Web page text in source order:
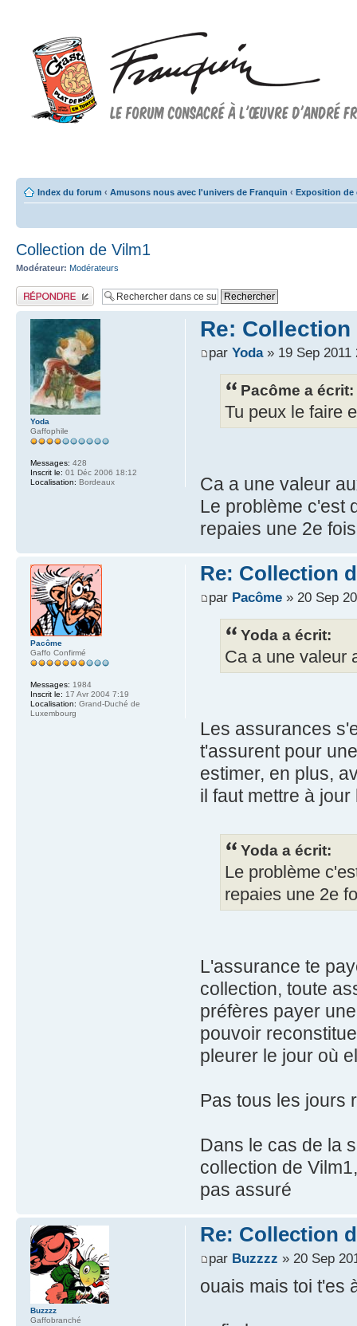
Index du forum ‹ Amusons nous avec l'univers de Franquin ‹ Exposition de
Collection de Vilm1
Modérateur: Modérateurs
Publier une réponse
Re: Collection
par Yoda» 19 Sep 2011
Pacôme a écrit:
Tu peux le faire
Ca a une valeur
Le problème c'est
repaies une 2e
Yoda
Gaffophile
Messages: 428
Inscrit le: 01 Déc 2006 18:12
Localisation: Bordeaux
Re: Collection
par Pacôme» 20 Sep
Yoda a écrit:
Ca a une valeur
Les assurances
t'assurent pour
estimer, en plus,
il faut mettre à
Yoda a écrit:
Le problème
repaies une 2e
L'assurance te
collection, toute
préfères payer
pouvoir
pleurer le jour où
Pas tous les jours
Dans le cas de la
collection de
pas assuré
Pacôme
Gaffo Confirmé
Messages: 1984
Inscrit le: 17 Avr 2004 7:19
Localisation: Grand-Duché de
Luxembourg
Re: Collection
par Buzzzz » 20 Sep
ouais mais toi t'es
Buzzzz
Gaffobranché